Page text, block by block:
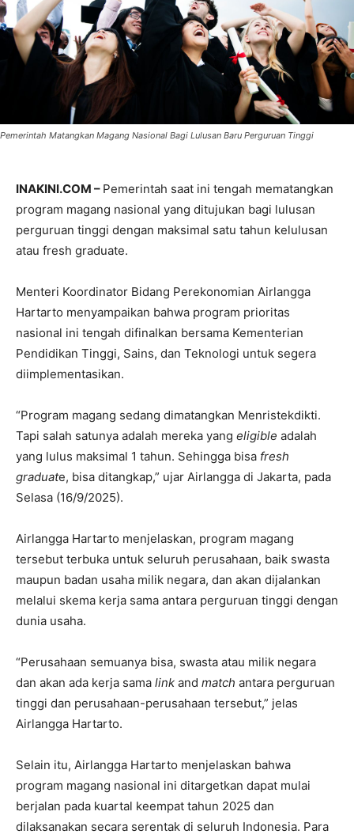
Pemerintah Matangkan Magang Nasional Bagi Lulusan Baru Perguruan Tinggi
INAKINI.COM – Pemerintah saat ini tengah mematangkan
program magang nasional yang ditujukan bagi lulusan
perguruan tinggi dengan maksimal satu tahun kelulusan
atau fresh graduate.
Menteri Koordinator Bidang Perekonomian Airlangga
Hartarto menyampaikan bahwa program prioritas
nasional ini tengah difinalkan bersama Kementerian
Pendidikan Tinggi, Sains, dan Teknologi untuk segera
diimplementasikan.
“Program magang sedang dimatangkan Menristekdikti.
Tapi salah satunya adalah mereka yang eligible adalah
yang lulus maksimal 1 tahun. Sehingga bisa fresh
graduate, bisa ditangkap,” ujar Airlangga di Jakarta, pada
Selasa (16/9/2025).
Airlangga Hartarto menjelaskan, program magang
tersebut terbuka untuk seluruh perusahaan, baik swasta
maupun badan usaha milik negara, dan akan dijalankan
melalui skema kerja sama antara perguruan tinggi dengan
dunia usaha.
“Perusahaan semuanya bisa, swasta atau milik negara
dan akan ada kerja sama link and match antara perguruan
tinggi dan perusahaan-perusahaan tersebut,” jelas
Airlangga Hartarto.
Selain itu, Airlangga Hartarto menjelaskan bahwa
program magang nasional ini ditargetkan dapat mulai
berjalan pada kuartal keempat tahun 2025 dan
dilaksanakan secara serentak di seluruh Indonesia. Para